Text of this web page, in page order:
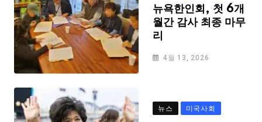
뉴욕한인회, 첫 6개
월간 감사 최종 마무
리
4월 13, 2026
뉴스 미국사회